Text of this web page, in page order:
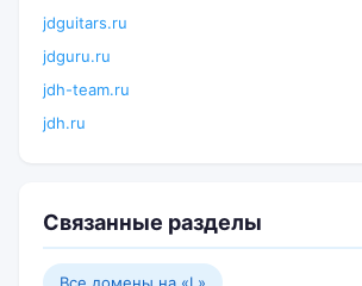
jdguitars.ru
jdguru.ru
jdh-team.ru
jdh.ru
Связанные разделы